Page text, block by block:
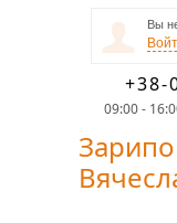
Вы
+38-
09:00 -